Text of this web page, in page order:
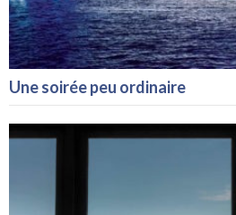
Une soirée peu ordinaire